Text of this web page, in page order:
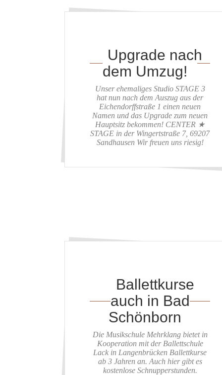
Upgrade nach
dem Umzug!
Unser ehemaliges Studio STAGE 3
hat nun nach dem Auszug aus der
Eichendorffstraße 1 einen neuen
Namen und das Upgrade zum neuen
Hauptsitz bekommen! CENTER ★
STAGE in der Wingertstraße 7, 69207
Sandhausen Wir freuen uns riesig!
Ballettkurse
auch in Bad
Schönborn
Die Musikschule Mehrklang bietet in
Kooperation mit der Ballettschule
Lack in Langenbrücken Ballettkurse
ab 3 Jahren an. Auch hier gibt es
kostenlose Schnupperstunden.